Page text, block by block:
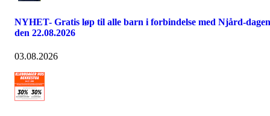
NYHET- Gratis løp til alle barn i forbindelse med Njård-dagen
den 22.08.2026
03.08.2026